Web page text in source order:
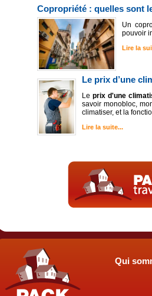
Copropriété : quelles sont
Un
pouvoir
Lire la
Le prix d’une
Le prix d'une
savoir monobloc,
climatiser, et la
Lire la suite...
Qui